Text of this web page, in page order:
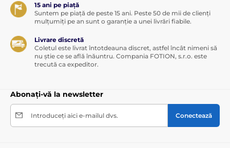
15 ani pe piață
Suntem pe piață de peste 15 ani. Peste 50 de mii de clienți
mulțumiți pe an sunt o garanție a unei livrări fiabile.
Livrare discretă
Coletul este livrat întotdeauna discret, astfel încât nimeni să
nu știe ce se află înăuntru. Compania FOTION, s.r.o. este
trecută ca expeditor.
Abonați-vă la newsletter
Introduceți aici e-mailul dvs. Conectează